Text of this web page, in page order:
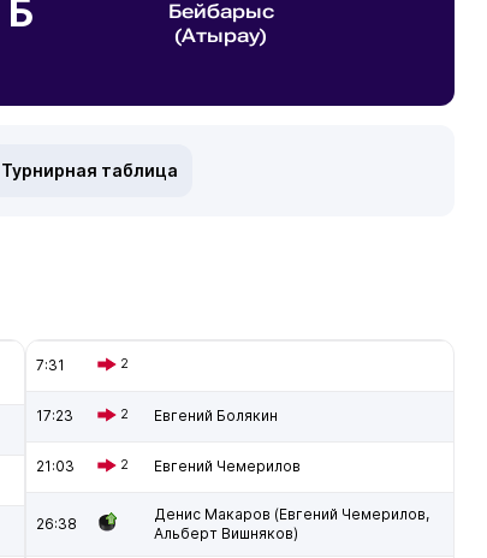
Б
Бейбарыс
(Атырау)
Турнирная таблица
7:31 2
17:23 2 Евгений Болякин
21:03 2 Евгений Чемерилов
26:38
Денис Макаров (Евгений Чемерилов,
Альберт Вишняков)